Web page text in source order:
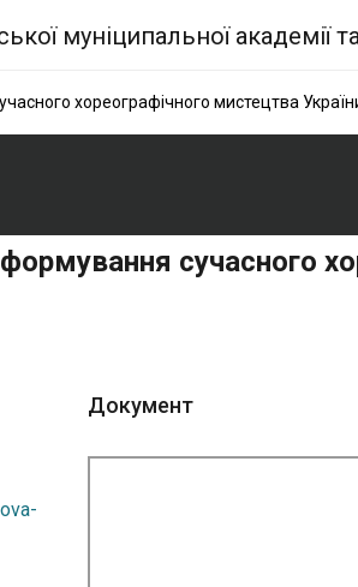
хореографічного мистецтва
сучасного
Документ